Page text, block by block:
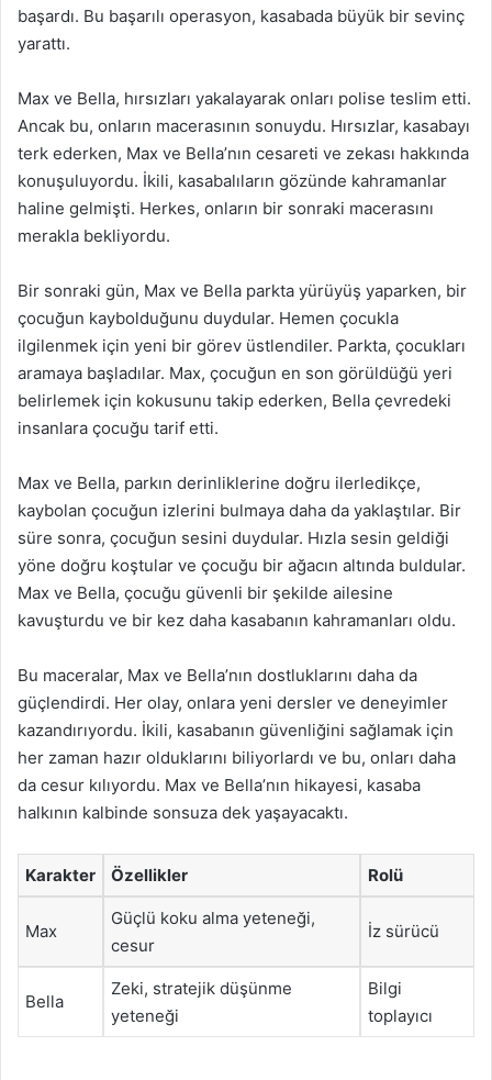
başardı. Bu başarılı operasyon, kasabada büyük bir sevinç
yarattı.
Max ve Bella, hırsızları yakalayarak onları polise teslim etti.
Ancak bu, onların macerasının sonuydu. Hırsızlar, kasabayı
terk ederken, Max ve Bella’nın cesareti ve zekası hakkında
konuşuluyordu. İkili, kasabalıların gözünde kahramanlar
haline gelmişti. Herkes, onların bir sonraki macerasını
merakla bekliyordu.
Bir sonraki gün, Max ve Bella parkta yürüyüş yaparken, bir
çocuğun kaybolduğunu duydular. Hemen çocukla
ilgilenmek için yeni bir görev üstlendiler. Parkta, çocukları
aramaya başladılar. Max, çocuğun en son görüldüğü yeri
belirlemek için kokusunu takip ederken, Bella çevredeki
insanlara çocuğu tarif etti.
Max ve Bella, parkın derinliklerine doğru ilerledikçe,
kaybolan çocuğun izlerini bulmaya daha da yaklaştılar. Bir
süre sonra, çocuğun sesini duydular. Hızla sesin geldiği
yöne doğru koştular ve çocuğu bir ağacın altında buldular.
Max ve Bella, çocuğu güvenli bir şekilde ailesine
kavuşturdu ve bir kez daha kasabanın kahramanları oldu.
Bu maceralar, Max ve Bella’nın dostluklarını daha da
güçlendirdi. Her olay, onlara yeni dersler ve deneyimler
kazandırıyordu. İkili, kasabanın güvenliğini sağlamak için
her zaman hazır olduklarını biliyorlardı ve bu, onları daha
da cesur kılıyordu. Max ve Bella’nın hikayesi, kasaba
halkının kalbinde sonsuza dek yaşayacaktı.
Karakter Özellikler Rolü
Max
Güçlü koku alma yeteneği,
cesur
İz sürücü
Bella
Zeki, stratejik düşünme
yeteneği
Bilgi
toplayıcı